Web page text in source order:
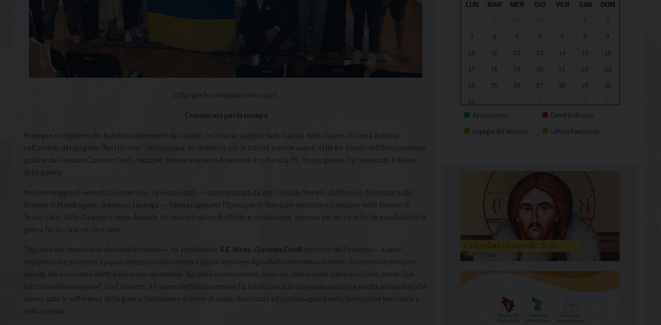
Uffici per le comunicazioni sociali
Comunicato per la stampa
Prosegue il soggiorno dei bambini provenienti da Lanivtsi, in Ucraina, ospitati dalla Caritas della Diocesi di Sessa Aurunca
nell’ambito del progetto “Apri Ucraina”. Un’iniziativa, in continuità con le attività portate avanti dalle tre diocesi dell’Alto casertano
guidate dal Vescovo Giacomo Cirulli, nata per donare momenti di serenità e sollievo a chi, troppo presto, ha conosciuto il dolore
della guerra.
Nel pomeriggio di venerdì 12 settembre, i giovani ospiti — accompagnati da don Osvaldo Morelli, dall’équipe diocesana e dal
Sindaco di Mondragone, Francesco Lavanga — hanno raggiunto l’Episcopio di Teano per incontrare il Vescovo delle Diocesi di
Teano-Calvi, Alife-Caiazzo e Sessa Aurunca. Un incontro carico di affetto e condivisione, pensato per lenire le ferite invisibili che la
guerra ha lasciato nei loro cuori.
“ Seguiamo con attenzione ciò che accade in Ucraina— ha sottolineato S.E. Mons. Giacomo Cirulli nel corso dell’incontro— e siamo
consapevoli che, purtroppo, a pagare il prezzo più alto è sempre il popolo. I problemi degli adulti si riversano sui bambini, che crescono in condizioni
ingiuste. Ma loro hanno il diritto di vivere una vita normale. Noi, con le nostre comunità, siamo qui, come lo siamo stati in questi anni, pronti a fare
tutto il possibile per aiutarvi”. Dall’incontro, il Pastore dell’Alto casertano ha infatti lanciato una nuova iniziativa rivolta ai bambini che
vivono tutte le sofferenze della guerra: l’istituzione di borse di studio finalizzate ad accompagnarli nella formazione personale e
nella crescita.
LUN MAR MER GIO VEN SAB DOM
1 2
3 4 5 6 7 8 9
10 11 12 13 14 15 16
17 18 19 20 21 22 23
24 25 26 27 28 29 30
31
Associazioni
Eventi in diocesi
Impegni del Vescovo Uffici e Parrocchie